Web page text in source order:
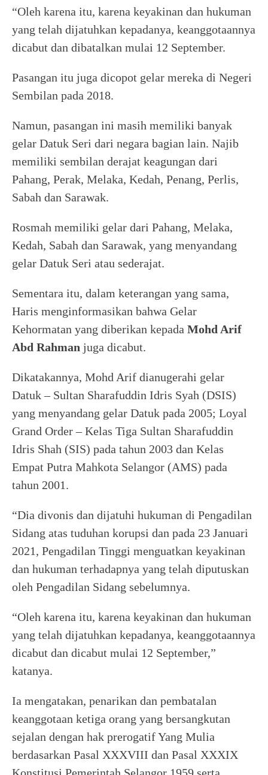
“Oleh karena itu, karena keyakinan dan hukuman
yang telah dijatuhkan kepadanya, keanggotaannya
dicabut dan dibatalkan mulai 12 September.
Pasangan itu juga dicopot gelar mereka di Negeri
Sembilan pada 2018.
Namun, pasangan ini masih memiliki banyak
gelar Datuk Seri dari negara bagian lain. Najib
memiliki sembilan derajat keagungan dari
Pahang, Perak, Melaka, Kedah, Penang, Perlis,
Sabah dan Sarawak.
Rosmah memiliki gelar dari Pahang, Melaka,
Kedah, Sabah dan Sarawak, yang menyandang
gelar Datuk Seri atau sederajat.
Sementara itu, dalam keterangan yang sama,
Haris menginformasikan bahwa Gelar
Kehormatan yang diberikan kepada Mohd Arif
Abd Rahman juga dicabut.
Dikatakannya, Mohd Arif dianugerahi gelar
Datuk – Sultan Sharafuddin Idris Syah (DSIS)
yang menyandang gelar Datuk pada 2005; Loyal
Grand Order – Kelas Tiga Sultan Sharafuddin
Idris Shah (SIS) pada tahun 2003 dan Kelas
Empat Putra Mahkota Selangor (AMS) pada
tahun 2001.
“Dia divonis dan dijatuhi hukuman di Pengadilan
Sidang atas tuduhan korupsi dan pada 23 Januari
2021, Pengadilan Tinggi menguatkan keyakinan
dan hukuman terhadapnya yang telah diputuskan
oleh Pengadilan Sidang sebelumnya.
“Oleh karena itu, karena keyakinan dan hukuman
yang telah dijatuhkan kepadanya, keanggotaannya
dicabut dan dicabut mulai 12 September,”
katanya.
Ia mengatakan, penarikan dan pembatalan
keanggotaan ketiga orang yang bersangkutan
sejalan dengan hak prerogatif Yang Mulia
berdasarkan Pasal XXXVIII dan Pasal XXXIX